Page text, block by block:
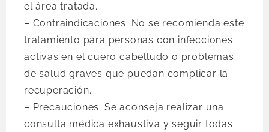
el área tratada.
– Contraindicaciones: No se recomienda este
tratamiento para personas con infecciones
activas en el cuero cabelludo o problemas
de salud graves que puedan complicar la
recuperación.
– Precauciones: Se aconseja realizar una
consulta médica exhaustiva y seguir todas